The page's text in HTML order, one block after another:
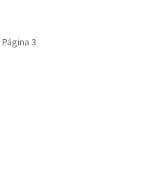
Página 3